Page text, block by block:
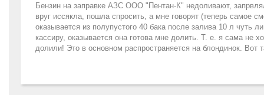
Бензин на заправке АЗС ООО "Пентан-К" недоливают,
вруг иссякла, пошла спросить, а мне говорят (теперь самое
оказывается из полупустого 40 бака после залива 10 л чуть
кассиру, оказывается она готова мне долить. Т. е. я сама не
долили! Это в основном распространяется на блондинок. Вот